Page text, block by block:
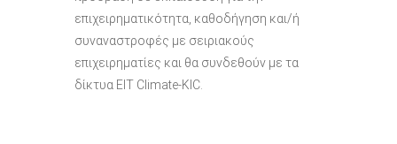
επιχειρηματικότητα, καθοδήγηση και/ή
συναναστροφές με σειριακούς
επιχειρηματίες και θα συνδεθούν με τα
δίκτυα EIT Climate-KIC.